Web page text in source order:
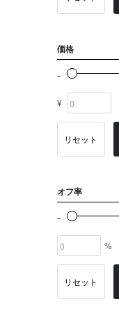
価格
¥
リセット
オフ率
%
リセット